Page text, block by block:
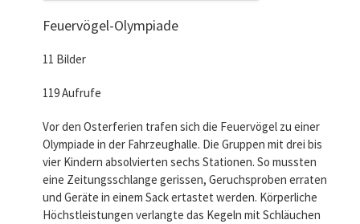
Feuervögel-Olympiade
11 Bilder
119 Aufrufe
Vor den Osterferien trafen sich die Feuervögel zu einer
Olympiade in der Fahrzeughalle. Die Gruppen mit drei bis
vier Kindern absolvierten sechs Stationen. So mussten
eine Zeitungsschlange gerissen, Geruchsproben erraten
und Geräte in einem Sack ertastet werden. Körperliche
Höchstleistungen verlangte das Kegeln mit Schläuchen